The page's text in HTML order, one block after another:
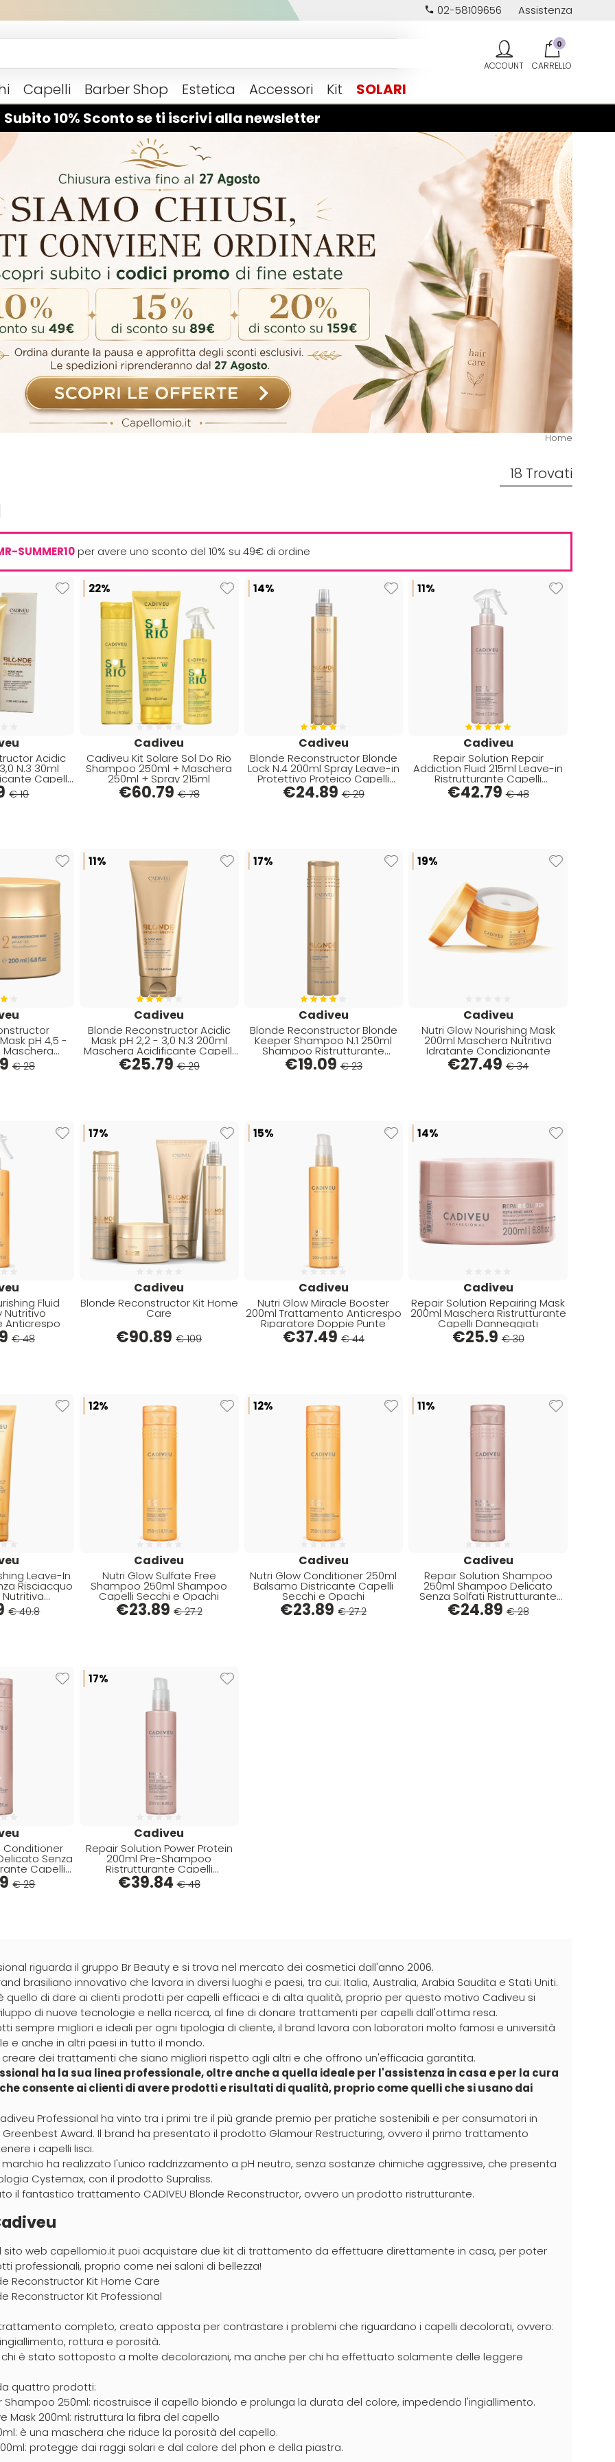
Subito 10% Sconto se ti iscrivi alla newsletter
02-58109656 Assistenza
Capelli Barber Shop Estetica Accessori Kit SOLARI
0
Home
18 Trovati
SUMMER10per avere uno sconto del 10% su 49€ di ordine
Acidic
N.3 30ml
Capelli
€ 10
22%
Cadiveu
Cadiveu Kit Solare Sol Do Rio
Shampoo 250ml + Maschera
250ml + Spray 215ml
€60.79 € 78
14%
Cadiveu
Blonde Reconstructor Blonde
Lock N.4 200ml Spray Leave-in
Protettivo Proteico Capelli
Biondi
€24.89 € 29
11%
Cadiveu
Repair Solution Repair
Addiction Fluid 215ml Leave-in
Ristrutturante Capelli
Danneggiati
€42.79 € 48
pH 4,5 -
Biondi
€ 28
11%
Cadiveu
Blonde Reconstructor Acidic
Mask pH 2,2 - 3,0 N.3 200ml
Maschera Acidificante Capelli
Biondi
€25.79 € 29
17%
Cadiveu
Blonde Reconstructor Blonde
Keeper Shampoo N.1 250ml
Shampoo Ristrutturante
Capelli Biondi
€19.09 € 23
19%
Cadiveu
Nutri Glow Nourishing Mask
200ml Maschera Nutritiva
Idratante Condizionante
€27.49 € 34
Fluid
Nutritivo
Anticrespo
€ 48
17%
Cadiveu
Blonde Reconstructor Kit Home
Care
€90.89 € 109
15%
Cadiveu
Nutri Glow Miracle Booster
200ml Trattamento Anticrespo
Riparatore Doppie Punte
€37.49 € 44
14%
Cadiveu
Repair Solution Repairing Mask
200ml Maschera Ristrutturante
Capelli Danneggiati
€25.9 € 30
Leave-In
Risciacquo
€ 40.8
12%
Cadiveu
Nutri Glow Sulfate Free
Shampoo 250ml Shampoo
Capelli Secchi e Opachi
€23.89 € 27.2
12%
Cadiveu
Nutri Glow Conditioner 250ml
Balsamo Districante Capelli
Secchi e Opachi
€23.89 € 27.2
11%
Cadiveu
Repair Solution Shampoo
250ml Shampoo Delicato
Senza Solfati Ristrutturante
Capelli Danneggiati
€24.89 € 28
Conditioner
Senza
Capelli
€ 28
17%
Cadiveu
Repair Solution Power Protein
200ml Pre-Shampoo
Ristrutturante Capelli
Danneggiati
€39.84 € 48
riguarda il gruppo Br Beauty e si trova nel mercato dei cosmetici dall'anno 2006.
brasiliano innovativo che lavora in diversi luoghi e paesi, tra cui: Italia, Australia, Arabia Saudita e Stati Uniti.
quello di dare ai clienti prodotti per capelli efficaci e di alta qualità, proprio per questo motivo Cadiveu si
di nuove tecnologie e nella ricerca, al fine di donare trattamenti per capelli dall'ottima resa.
sempre migliori e ideali per ogni tipologia di cliente, il brand lavora con laboratori molto famosi e università
e anche in altri paesi in tutto il mondo.
creare dei trattamenti che siano migliori rispetto agli altri e che offrono un'efficacia garantita.
ha la sua linea professionale, oltre anche a quella ideale per l'assistenza in casa e per la cura
consente ai clienti di avere prodotti e risultati di qualità, proprio come quelli che si usano dai
Professional ha vinto tra i primi tre il più grande premio per pratiche sostenibili e per consumatori in
Greenbest Award. Il brand ha presentato il prodotto Glamour Restructuring, ovvero il primo trattamento
i capelli lisci.
ha realizzato l'unico raddrizzamento a pH neutro, senza sostanze chimiche aggressive, che presenta
Cystemax, con il prodotto Supraliss.
il fantastico trattamento CADIVEU Blonde Reconstructor, ovvero un prodotto ristrutturante.
sito web capellomio.it puoi acquistare due kit di trattamento da effettuare direttamente in casa, per poter
professionali, proprio come nei saloni di bellezza!
Reconstructor Kit Home Care
Reconstructor Kit Professional
completo, creato apposta per contrastare i problemi che riguardano i capelli decolorati, ovvero:
rottura e porosità.
chi è stato sottoposto a molte decolorazioni, ma anche per chi ha effettuato solamente delle leggere
quattro prodotti:
Shampoo 250ml: ricostruisce il capello biondo e prolunga la durata del colore, impedendo l'ingiallimento.
Mask 200ml: ristruttura la fibra del capello
è una maschera che riduce la porosità del capello.
protegge dai raggi solari e dal calore del phon e della piastra.